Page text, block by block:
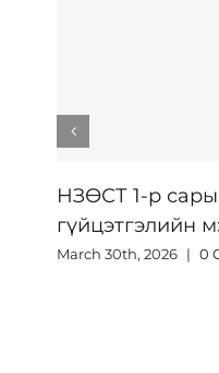
төсвийн
Авч
March